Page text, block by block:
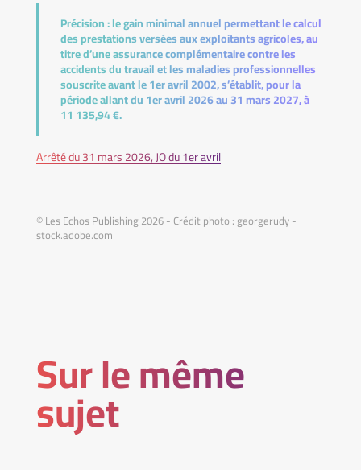
Précision :le gain minimal annuel permettant le calcul
des prestations versées aux exploitants agricoles, au
titre d’une assurance complémentaire contre les
accidents du travail et les maladies professionnelles
souscrite avant le 1er avril 2002, s’établit, pour la
période allant du 1er avril 2026 au 31 mars 2027, à
11 135,94 €.
Arrêté du 31 mars 2026, JO du 1er avril
© Les Echos Publishing 2026 - Crédit photo : georgerudy -
stock.adobe.com
Sur le même
sujet